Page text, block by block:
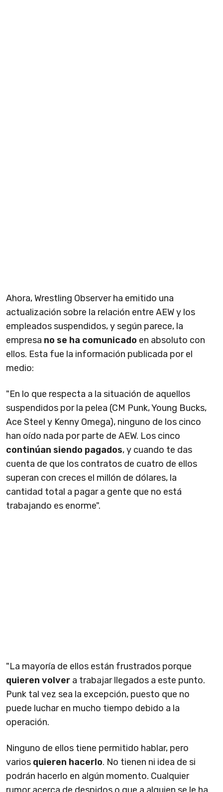
Ahora, Wrestling Observer ha emitido una
actualización sobre la relación entre AEW y los
empleados suspendidos, y según parece, la
empresa no se ha comunicado en absoluto con
ellos. Esta fue la información publicada por el
medio:
"En lo que respecta a la situación de aquellos
suspendidos por la pelea (CM Punk, Young Bucks,
Ace Steel y Kenny Omega), ninguno de los cinco
han oído nada por parte de AEW. Los cinco
continúan siendo pagados, y cuando te das
cuenta de que los contratos de cuatro de ellos
superan con creces el millón de dólares, la
cantidad total a pagar a gente que no está
trabajando es enorme".
"La mayoría de ellos están frustrados porque
quieren volver a trabajar llegados a este punto.
Punk tal vez sea la excepción, puesto que no
puede luchar en mucho tiempo debido a la
operación.
Ninguno de ellos tiene permitido hablar, pero
varios quieren hacerlo. No tienen ni idea de si
podrán hacerlo en algún momento. Cualquier